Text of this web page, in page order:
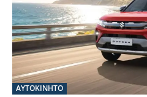
ΑΥΤΟΚΙΝΗΤΟ